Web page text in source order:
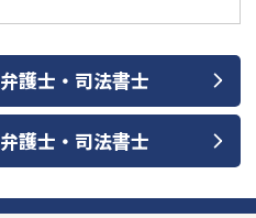
任意整理
時効援用
会社破産・法人破産
コラム
債務整理
個人再生（民事再生）
弁護士・司法書士
弁護士・司法書士